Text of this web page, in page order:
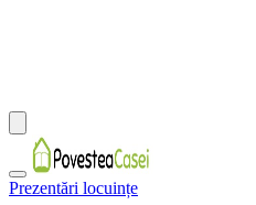
Prezentări locuințe